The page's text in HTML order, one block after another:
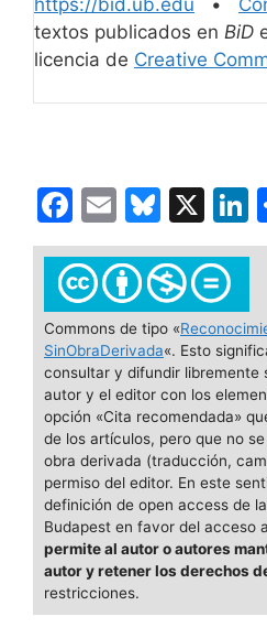
textos publicados en BiD
licencia de Creative
F
a
c
e
b
o
o
k
E
m
ai
l
Bl
u
e
s
k
y
X
e
Commons de tipo «
SinObraDerivada«. Esto
consultar y difundir libremente
autor y el editor con los
opción «Cita recomendada»
de los artículos, pero que no
obra derivada (traducción,
permiso del editor. En este
definición de open access de
Budapest en favor del acceso
permite al autor o autores
autor y retener los derechos
restricciones.